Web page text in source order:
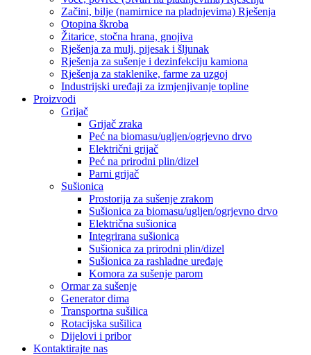
Začini, bilje (namirnice na pladnjevima) Rješenja
Otopina škroba
Žitarice, stočna hrana, gnojiva
Rješenja za mulj, pijesak i šljunak
Rješenja za sušenje i dezinfekciju kamiona
Rješenja za staklenike, farme za uzgoj
Industrijski uređaji za izmjenjivanje topline
Proizvodi
Grijač
Grijač zraka
Peć na biomasu/ugljen/ogrjevno drvo
Električni grijač
Peć na prirodni plin/dizel
Parni grijač
Sušionica
Prostorija za sušenje zrakom
Sušionica za biomasu/ugljen/ogrjevno drvo
Električna sušionica
Integrirana sušionica
Sušionica za prirodni plin/dizel
Sušionica za rashladne uređaje
Komora za sušenje parom
Ormar za sušenje
Generator dima
Transportna sušilica
Rotacijska sušilica
Dijelovi i pribor
Kontaktirajte nas